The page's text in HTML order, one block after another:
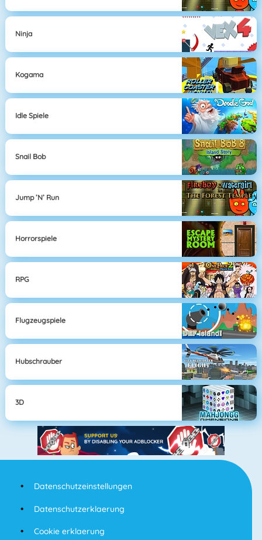
Ninja
Kogama
Idle Spiele
Snail Bob
Jump ’n’ Run
Horrorspiele
RPG
Flugzeugspiele
Hubschrauber
3D
Datenschutzeinstellungen
Datenschutzerklaerung
Cookie erklaerung